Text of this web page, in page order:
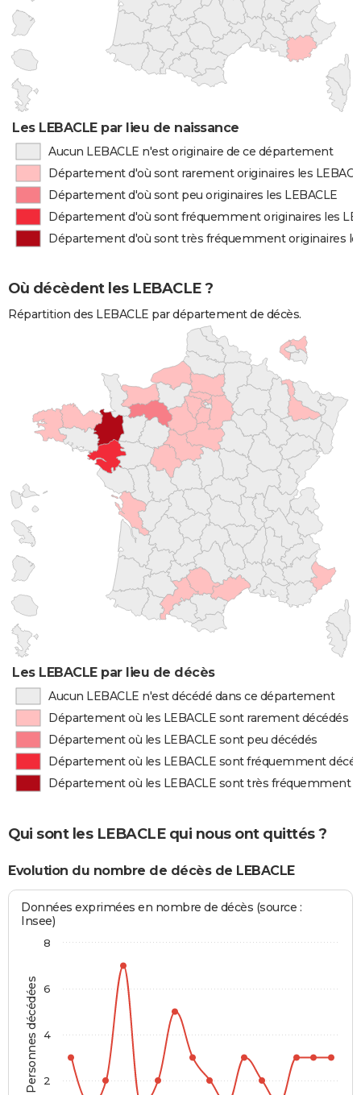
Les LEBACLE par lieu de naissance
Aucun LEBACLE n'est originaire de ce département
Département d'où sont rarement originaires les
Département d'où sont peu originaires les LEBACLE
Département d'où sont fréquemment originaires les
Département d'où sont très fréquemment originaires
Où décèdent les LEBACLE ?
Répartition des LEBACLE par département de décès.
Les LEBACLE par lieu de décès
Aucun LEBACLE n'est décédé dans ce département
Département où les LEBACLE sont rarement décédés
Département où les LEBACLE sont peu décédés
Département où les LEBACLE sont fréquemment
Département où les LEBACLE sont très fréquemment
Qui sont les LEBACLE qui nous ont quittés ?
Evolution du nombre de décès de LEBACLE
Personnes décédées
Données exprimées en nombre de décès (source :
Insee)
2
4
6
8